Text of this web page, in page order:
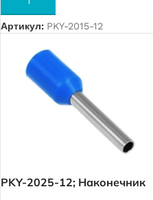
Артикул: PKY-2015-12
PKY-2025-12; Наконечник